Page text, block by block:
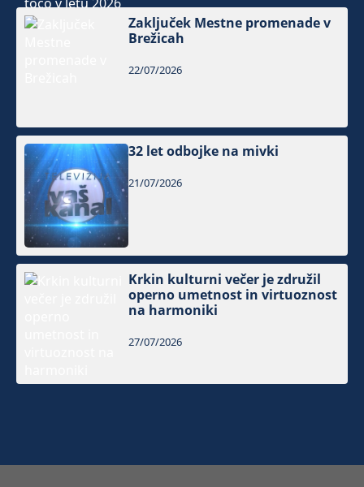
Zaključek Mestne promenade v
Brežicah
22/07/2026
32 let odbojke na mivki
21/07/2026
Krkin kulturni večer je združil
operno umetnost in virtuoznost
na harmoniki
27/07/2026